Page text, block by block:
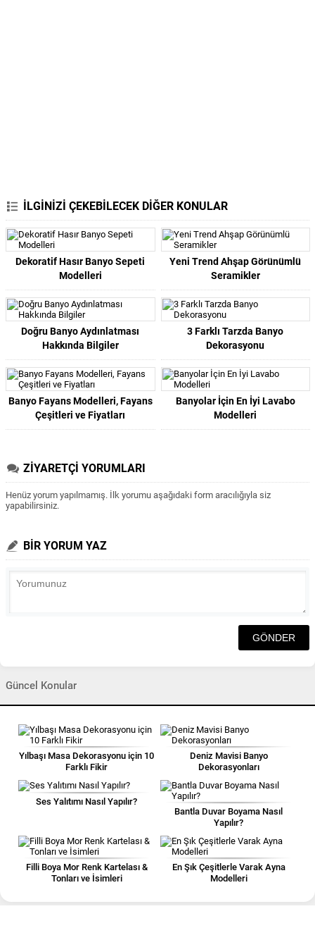
İLGİNİZİ ÇEKEBİLECEK DİĞER KONULAR
Dekoratif Hasır Banyo Sepeti
Modelleri
Yeni Trend Ahşap Görünümlü
Seramikler
Doğru Banyo Aydınlatması
Hakkında Bilgiler
3 Farklı Tarzda Banyo
Dekorasyonu
Banyo Fayans Modelleri, Fayans
Çeşitleri ve Fiyatları
Banyolar İçin En İyi Lavabo
Modelleri
ZİYARETÇİ YORUMLARI
Henüz yorum yapılmamış. İlk yorumu aşağıdaki form aracılığıyla siz
yapabilirsiniz.
BİR YORUM YAZ
Güncel Konular
Yılbaşı Masa Dekorasyonu için 10
Farklı Fikir
Deniz Mavisi Banyo
Dekorasyonları
Ses Yalıtımı Nasıl Yapılır?
Bantla Duvar Boyama Nasıl
Yapılır?
Filli Boya Mor Renk Kartelası &
Tonları ve İsimleri
En Şık Çeşitlerle Varak Ayna
Modelleri